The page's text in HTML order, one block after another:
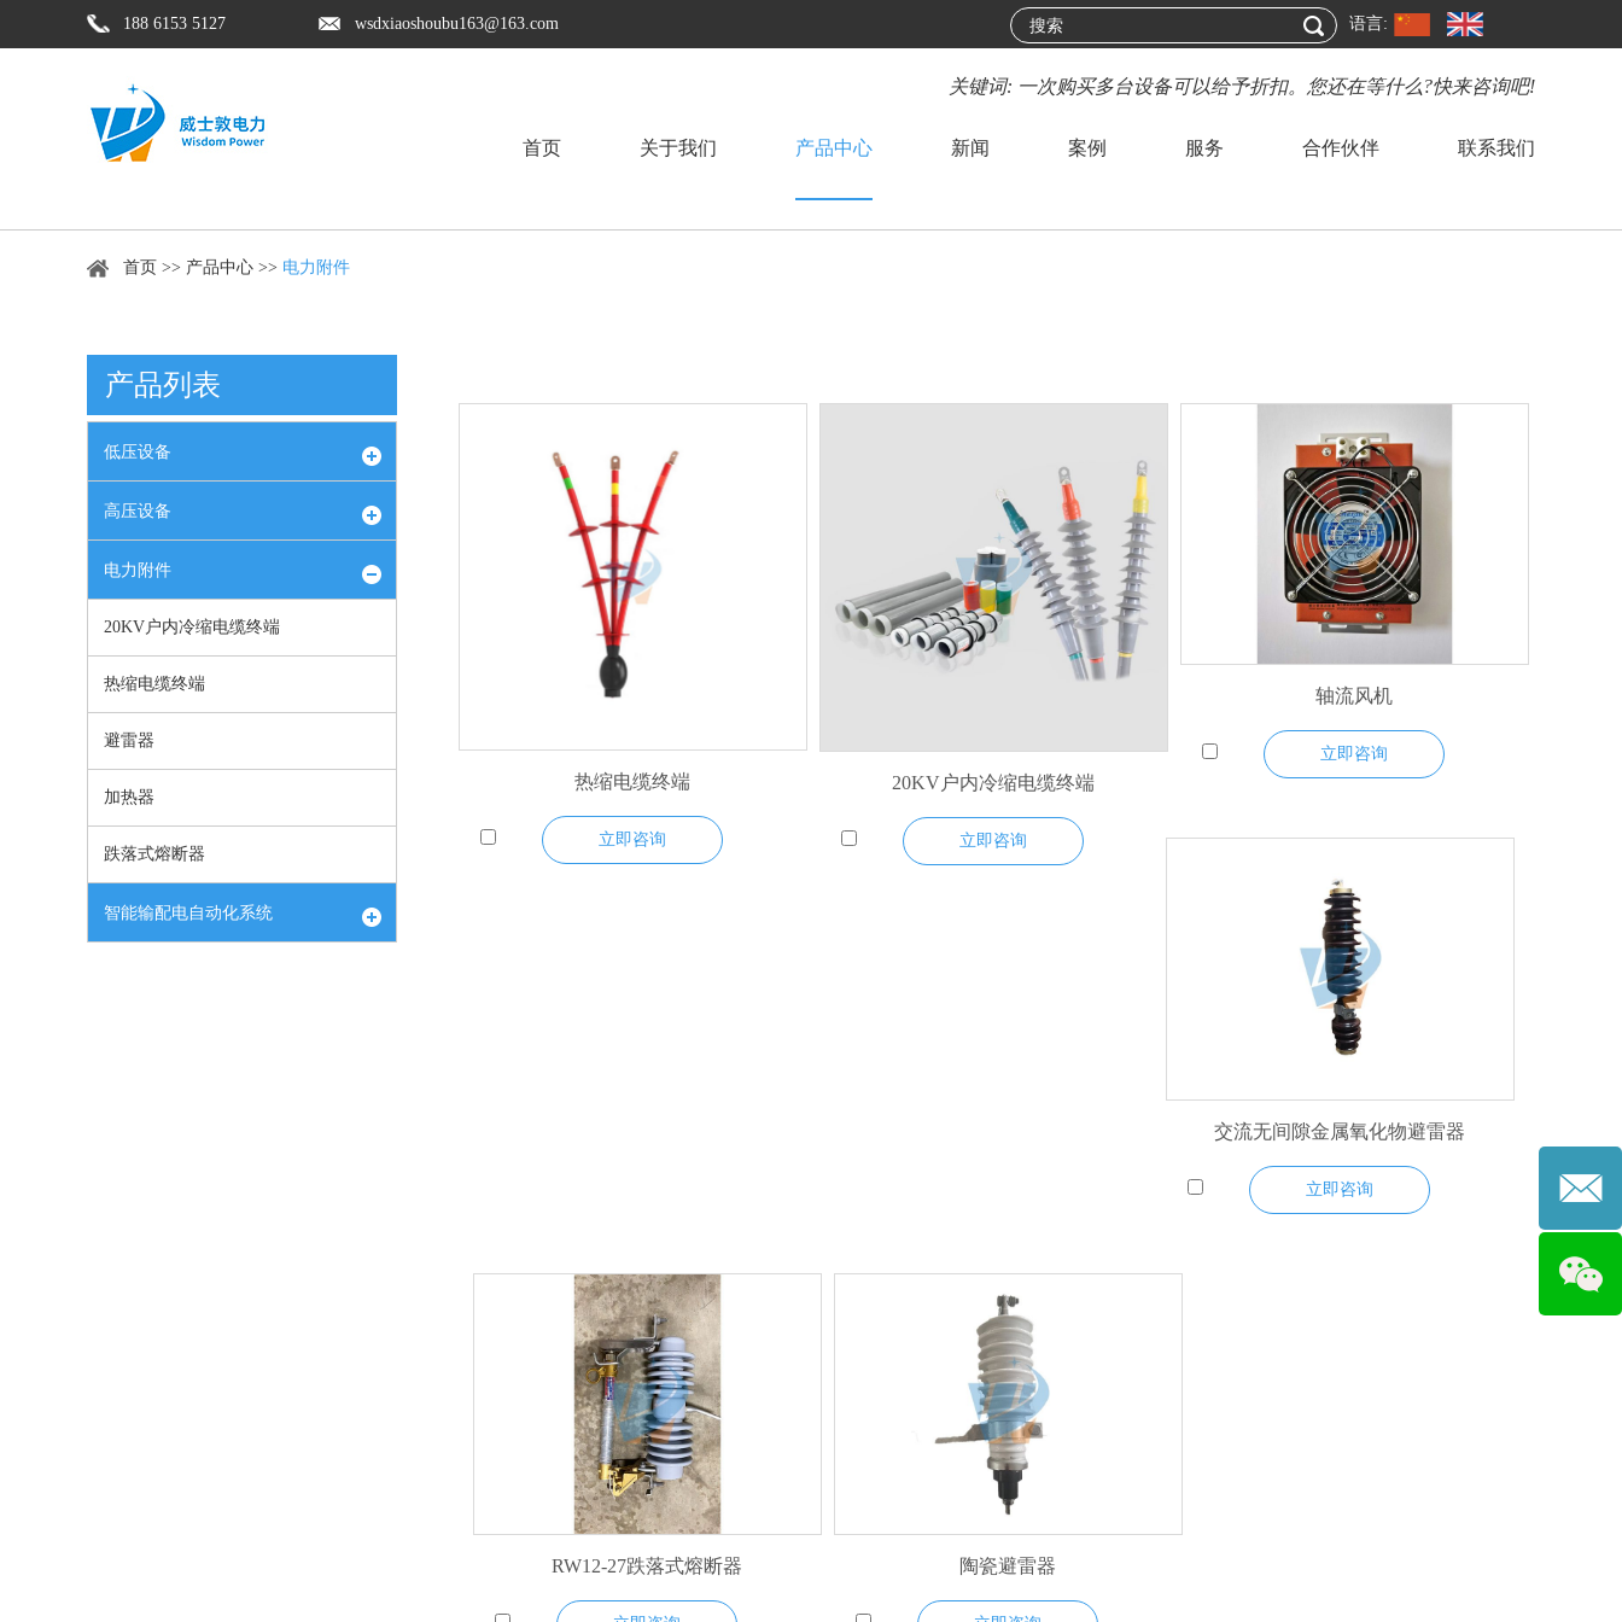
188 6153 5127 wsdxiaoshoubu163@163.com 语言:
关键词: 一次购买多台设备可以给予折扣。您还在等什么?快来咨询吧!
首页 关于我们 产品中心 新闻 案例 服务 合作伙伴 联系我们
首页 >> 产品中心 >> 电力附件
热缩电缆终端
立即咨询
20KV户内冷缩电缆终端
立即咨询
轴流风机
立即咨询
交流无间隙金属氧化物避雷器
立即咨询
RW12-27跌落式熔断器 陶瓷避雷器
产品列表
低压设备
高压设备
电力附件
20KV户内冷缩电缆终端
热缩电缆终端
避雷器
加热器
跌落式熔断器
智能输配电自动化系统